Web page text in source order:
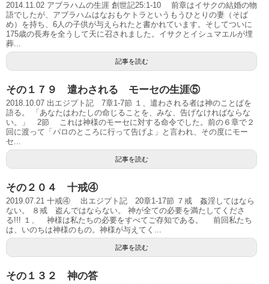
2014.11.02 アブラハムの生涯 創世記25:1-10 前章はイサクの結婚の物
語でしたが、アブラハムはなおもケトラというもうひとりの妻（そば
め）を持ち、6人の子供が与えられたと書かれています。そしてついに
175歳の長寿を全うして天に召されました。イサクとイシュマエルが埋
葬...
記事を読む
その１７９ 遣わされる モーセの生涯⑤
2018.10.07 出エジプト記 7章1-7節 １、遣わされる者は神のことばを
語る。 「あなたはわたしの命じることを、みな、告げなければならな
い。」 2節 これは神様のモーセに対する命令でした。前の６章で２
回に渡って「パロのところに行って告げよ」と言われ、その度にモー
セ...
記事を読む
その２０４ 十戒④
2019.07.21 十戒④ 出エジプト記 20章1-17節 ７戒 姦淫してはなら
ない。 ８戒 盗んではならない。 神が全ての必要を満たしてくださ
る!!! １、 神様は私たちの必要をすべてご存知である。 前回私たち
は、いのちは神様のもの。神様が与えてく...
記事を読む
その１３２ 神の答